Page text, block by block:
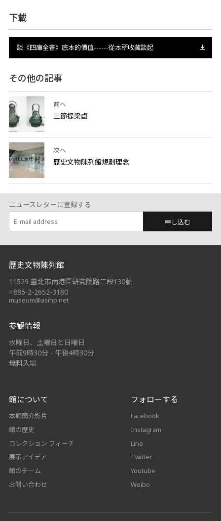
下載
談《四庫全書》底本的價值------從本所收藏談起
その他の記事
前へ
三節提梁卣
次へ
歷史文物陳列館規劃理念
ニュースレターに登録する
申し込む
:::
歷史文物陳列館
11529 臺北市南港區研究院路二段130號
+886-2-2652-3180
museum@asihp.net
参観情報
水曜日、土曜日と日曜日
午前9時30分 - 午後4時30分
無料入場
館について
本館簡介影片
館の歴史
コレクション フィーチ
展示アイデア
館のチーム
お問い合わせ
フォローする
Facebook
Instagram
Line
Twitter
Youtube
Weibo